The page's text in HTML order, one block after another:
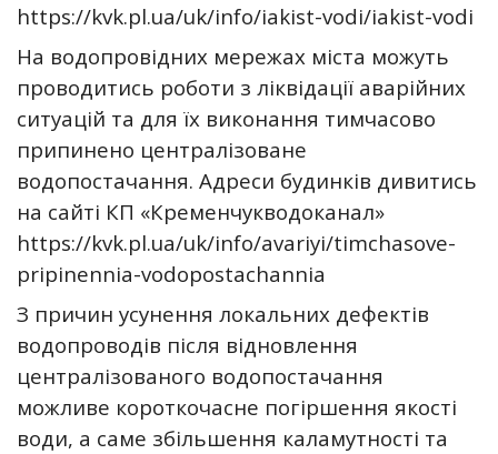
https://kvk.pl.ua/uk/info/iakist-vodi/iakist-vodi
На водопровідних мережах міста можуть
проводитись роботи з ліквідації аварійних
ситуацій та для їх виконання тимчасово
припинено централізоване
водопостачання. Адреси будинків дивитись
на сайті КП «Кременчукводоканал»
https://kvk.pl.ua/uk/info/avariyi/timchasove-
pripinennia-vodopostachannia
З причин усунення локальних дефектів
водопроводів після відновлення
централізованого водопостачання
можливе короткочасне погіршення якості
води, а саме збільшення каламутності та